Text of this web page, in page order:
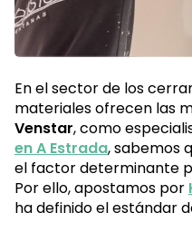
En el sector de los
materiales ofrecen las
Venstar, como
enA Estrada, sabemos
el factor determinante
Por ello, apostamos por
ha definido el estándar